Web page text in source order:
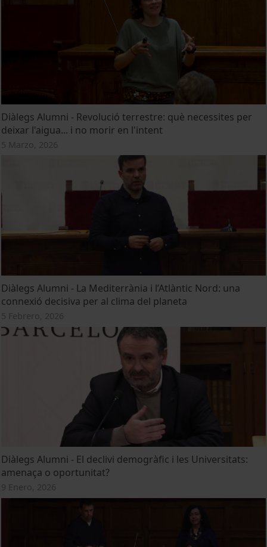
Diàlegs Alumni - Revolució terrestre: què necessites per
deixar l'aigua... i no morir en l'intent
5 Marzo, 2026
Diàlegs Alumni - La Mediterrània i l’Atlàntic Nord: una
connexió decisiva per al clima del planeta
5 Febrero, 2026
Diàlegs Alumni - El declivi demogràfic i les Universitats:
amenaça o oportunitat?
9 Enero, 2026